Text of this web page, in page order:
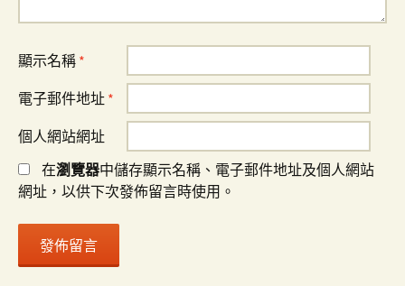
顯示名稱 *
電子郵件地址 *
個人網站網址
在瀏覽器中儲存顯示名稱、電子郵件地址及個人網站
網址，以供下次發佈留言時使用。